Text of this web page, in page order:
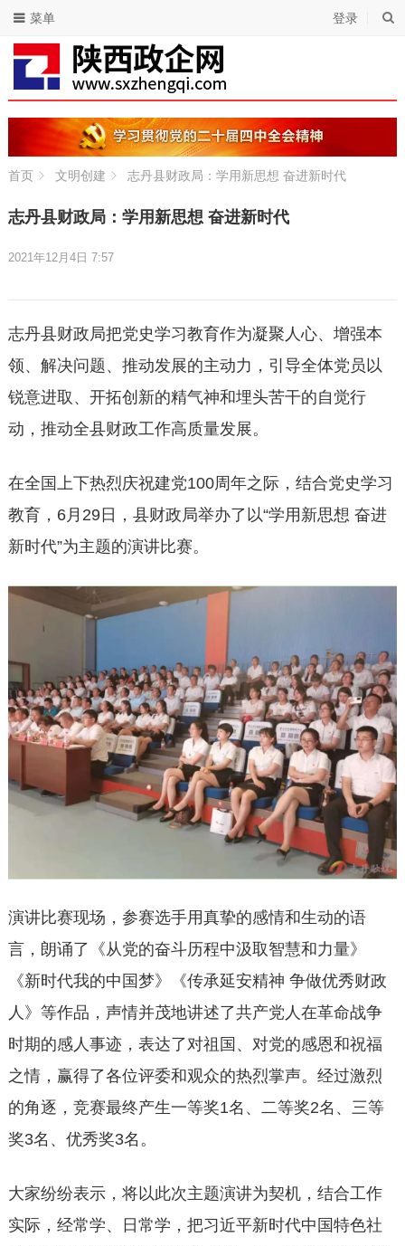
登录
菜单
首页 文明创建 志丹县财政局：学用新思想 奋进新时代
志丹县财政局：学用新思想 奋进新时代
2021年12月4日 7:57
志丹县财政局把党史学习教育作为凝聚人心、增强本
领、解决问题、推动发展的主动力，引导全体党员以
锐意进取、开拓创新的精气神和埋头苦干的自觉行
动，推动全县财政工作高质量发展。
在全国上下热烈庆祝建党100周年之际，结合党史学习
教育，6月29日，县财政局举办了以“学用新思想 奋进
新时代”为主题的演讲比赛。
演讲比赛现场，参赛选手用真挚的感情和生动的语
言，朗诵了《从党的奋斗历程中汲取智慧和力量》
《新时代我的中国梦》《传承延安精神 争做优秀财政
人》等作品，声情并茂地讲述了共产党人在革命战争
时期的感人事迹，表达了对祖国、对党的感恩和祝福
之情，赢得了各位评委和观众的热烈掌声。经过激烈
的角逐，竞赛最终产生一等奖1名、二等奖2名、三等
奖3名、优秀奖3名。
大家纷纷表示，将以此次主题演讲为契机，结合工作
实际，经常学、日常学，把习近平新时代中国特色社